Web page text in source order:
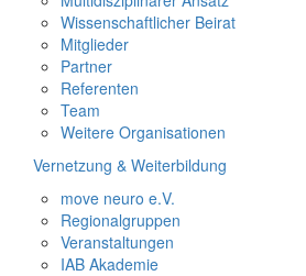
Wissenschaftlicher Beirat
Mitglieder
Partner
Referenten
Team
Weitere Organisationen
Vernetzung & Weiterbildung
move neuro e.V.
Regionalgruppen
Veranstaltungen
IAB Akademie